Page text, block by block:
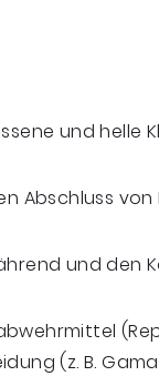
und helle
Abschluss von
und den
(z. B.